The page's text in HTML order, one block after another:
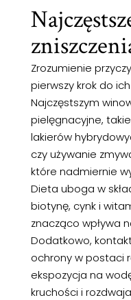
Zrozumienie
pierwszy krok do
Najczęstszym
pielęgnacyjne,
lakierów
czy używanie
które nadmiernie
Dieta uboga w
biotynę, cynk i
znacząco wpływa
Dodatkowo,
ochrony w postaci
ekspozycja na
kruchości i